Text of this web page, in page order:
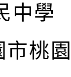
中學
市桃